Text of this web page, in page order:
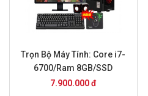
Trọn Bộ Máy Tính: Core i7-
6700/Ram 8GB/SSD
240/GTX1050 và Màn Hình
7.900.000 đ